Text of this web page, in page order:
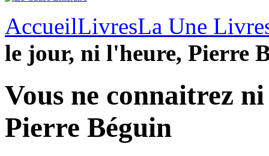
AccueilLivresLa Une
le jour, ni l'heure, Pierre
Vous ne connaitrez
Pierre Béguin